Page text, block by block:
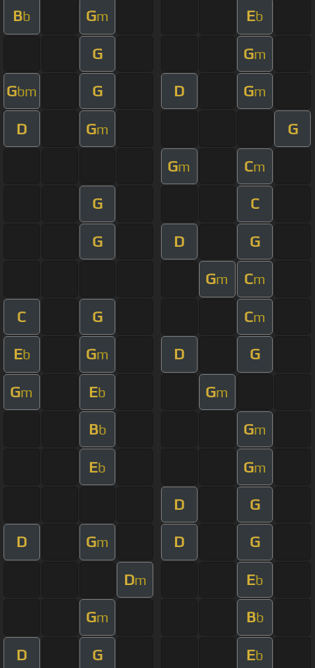
Bb Gm Eb
G Gm
Gbm G D Gm
D Gm G
Gm Cm
G C
G D G
Gm Cm
C G Cm
Eb Gm D G
Gm Eb Gm
Bb Gm
Eb Gm
D G
D Gm D G
Dm Eb
Gm Bb
D G Eb